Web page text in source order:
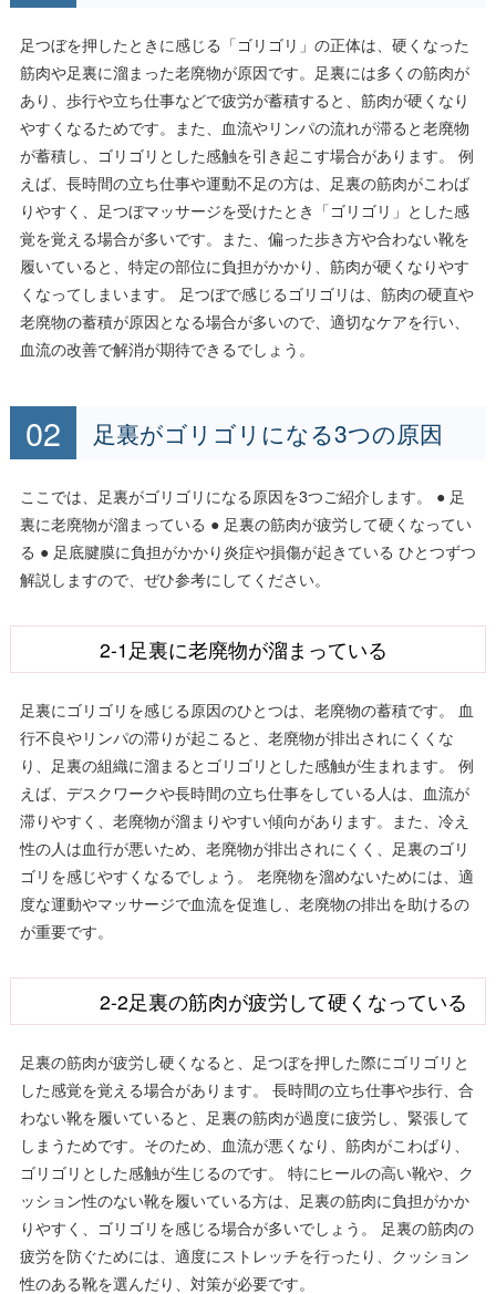
足つぼを押したときに感じる「ゴリゴリ」の正体は、硬くなった
筋肉や足裏に溜まった老廃物が原因です。足裏には多くの筋肉が
あり、歩行や立ち仕事などで疲労が蓄積すると、筋肉が硬くなり
やすくなるためです。また、血流やリンパの流れが滞ると老廃物
が蓄積し、ゴリゴリとした感触を引き起こす場合があります。 例
えば、長時間の立ち仕事や運動不足の方は、足裏の筋肉がこわば
りやすく、足つぼマッサージを受けたとき「ゴリゴリ」とした感
覚を覚える場合が多いです。また、偏った歩き方や合わない靴を
履いていると、特定の部位に負担がかかり、筋肉が硬くなりやす
くなってしまいます。 足つぼで感じるゴリゴリは、筋肉の硬直や
老廃物の蓄積が原因となる場合が多いので、適切なケアを行い、
血流の改善で解消が期待できるでしょう。
足裏がゴリゴリになる3つの原因
ここでは、足裏がゴリゴリになる原因を3つご紹介します。 ● 足
裏に老廃物が溜まっている ● 足裏の筋肉が疲労して硬くなってい
る ● 足底腱膜に負担がかかり炎症や損傷が起きている ひとつずつ
解説しますので、ぜひ参考にしてください。
2-1足裏に老廃物が溜まっている
足裏にゴリゴリを感じる原因のひとつは、老廃物の蓄積です。 血
行不良やリンパの滞りが起こると、老廃物が排出されにくくな
り、足裏の組織に溜まるとゴリゴリとした感触が生まれます。 例
えば、デスクワークや長時間の立ち仕事をしている人は、血流が
滞りやすく、老廃物が溜まりやすい傾向があります。また、冷え
性の人は血行が悪いため、老廃物が排出されにくく、足裏のゴリ
ゴリを感じやすくなるでしょう。 老廃物を溜めないためには、適
度な運動やマッサージで血流を促進し、老廃物の排出を助けるの
が重要です。
2-2足裏の筋肉が疲労して硬くなっている
足裏の筋肉が疲労し硬くなると、足つぼを押した際にゴリゴリと
した感覚を覚える場合があります。 長時間の立ち仕事や歩行、合
わない靴を履いていると、足裏の筋肉が過度に疲労し、緊張して
しまうためです。そのため、血流が悪くなり、筋肉がこわばり、
ゴリゴリとした感触が生じるのです。 特にヒールの高い靴や、ク
ッション性のない靴を履いている方は、足裏の筋肉に負担がかか
りやすく、ゴリゴリを感じる場合が多いでしょう。 足裏の筋肉の
疲労を防ぐためには、適度にストレッチを行ったり、クッション
性のある靴を選んだり、対策が必要です。